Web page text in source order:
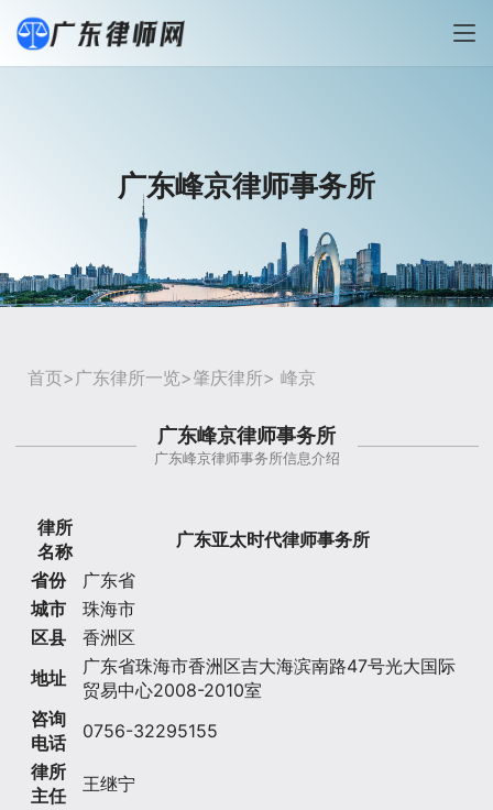
广东峰京律师事务所
首页> 广东律所一览>肇庆律所> 峰京
广东峰京律师事务所
广东峰京律师事务所信息介绍
律所
名称
广东亚太时代律师事务所
省份
广东省
城市
珠海市
区县
香洲区
地址
广东省珠海市香洲区吉大海滨南路47号光大国际
贸易中心2008-2010室
咨询
电话
0756-32295155
律所
主任
王继宁